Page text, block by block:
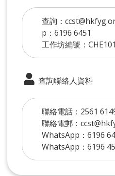
查詢：
p：6196 6451
工作坊編號：
查詢聯絡人資料
聯絡電話：2561
聯絡電郵：
WhatsApp：6196
WhatsApp：6196